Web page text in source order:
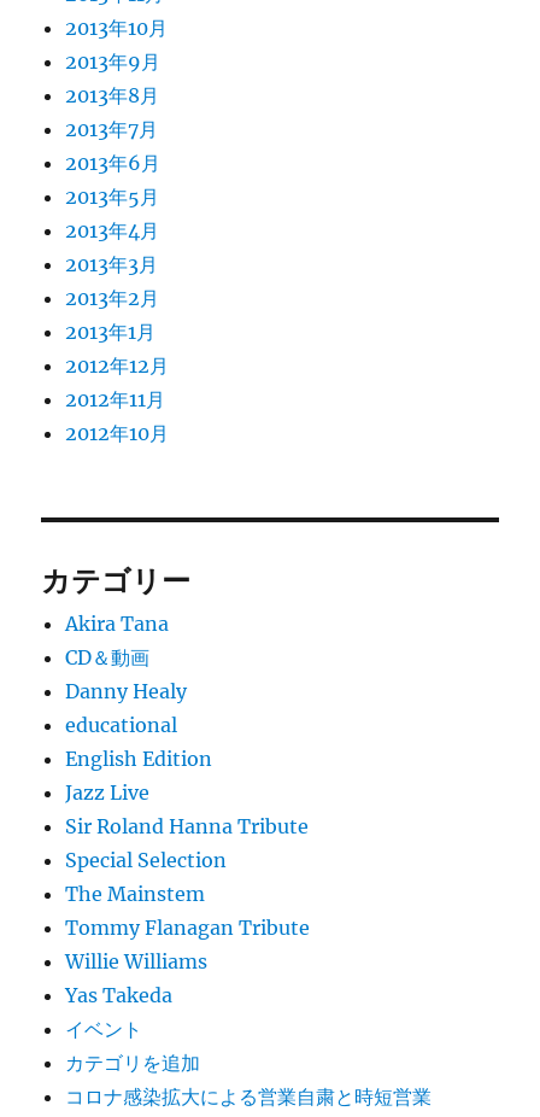
2013年10月
2013年9月
2013年8月
2013年7月
2013年6月
2013年5月
2013年4月
2013年3月
2013年2月
2013年1月
2012年12月
2012年11月
2012年10月
カテゴリー
Akira Tana
CD＆動画
Danny Healy
educational
English Edition
Jazz Live
Sir Roland Hanna Tribute
Special Selection
The Mainstem
Tommy Flanagan Tribute
Willie Williams
Yas Takeda
イベント
カテゴリを追加
コロナ感染拡大による営業自粛と時短営業